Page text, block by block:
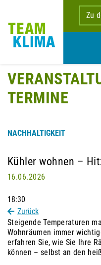
Zu
TERMINE
NACHHALTIGKEIT
Kühler wohnen –
16.06.2026
18:30
Zurück
Steigende Temperaturen
Wohnräumen immer
erfahren Sie, wie Sie Ihre
können – selbst an den